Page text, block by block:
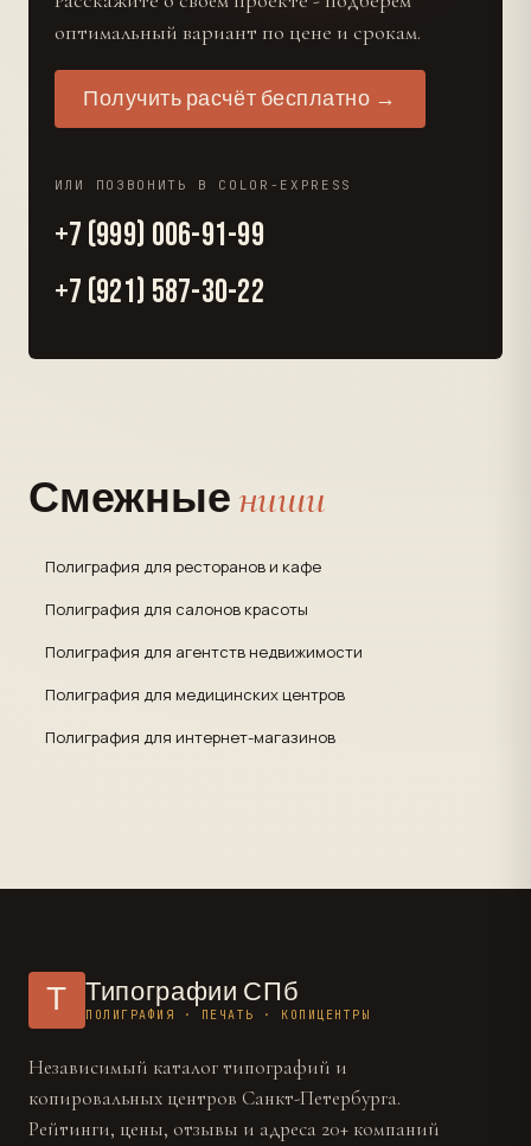
оптимальный вариант по цене и срокам.
Получить расчёт бесплатно →
ИЛИ ПОЗВОНИТЬ В COLOR-EXPRESS
+7 (999) 006-91-99
+7 (921) 587-30-22
Смежныениши
Полиграфия для ресторанов и кафе
Полиграфия для салонов красоты
Полиграфия для агентств недвижимости
Полиграфия для медицинских центров
Полиграфия для интернет-магазинов
Т Типографии СПб
ПОЛИГРАФИЯ · ПЕЧАТЬ · КОПИЦЕНТРЫ
Независимый каталог типографий и
копировальных центров Санкт-Петербурга.
Рейтинги, цены, отзывы и адреса 20+ компаний